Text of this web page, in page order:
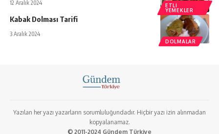
ETLI
YEMEKLER
12 Aralık 2024
DOLMALAR
Kabak Dolması Tarifi
3 Aralık 2024
Yazılan her yazı yazarların sorumluluğundadır. Hiçbir yazı izin alınmadan
kopyalanamaz.
© 2011-2024 Gündem Türkiye